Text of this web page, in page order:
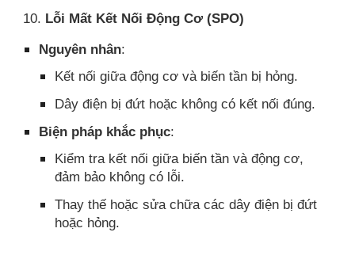
10. Lỗi Mất Kết Nối Động Cơ (SPO)
Nguyên nhân:
Kết nối giữa động cơ và biến tần bị hỏng.
Dây điện bị đứt hoặc không có kết nối đúng.
Biện pháp khắc phục:
Kiểm tra kết nối giữa biến tần và động cơ,
đảm bảo không có lỗi.
Thay thế hoặc sửa chữa các dây điện bị đứt
hoặc hỏng.